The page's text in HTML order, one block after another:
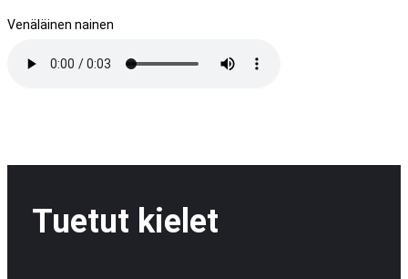
Venäläinen nainen
Tuetut kielet